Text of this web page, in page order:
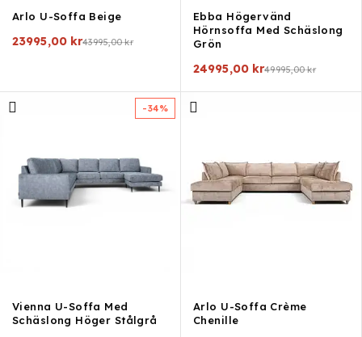
Arlo U-Soffa Beige
43995,00kr
23995,00 kr
Ebba Högervänd
Hörnsoffa Med Schäslong
Grön
49995,00kr
24995,00 kr
-34%
Vienna U-Soffa Med
Schäslong Höger Stålgrå
Arlo U-Soffa Crème
Chenille